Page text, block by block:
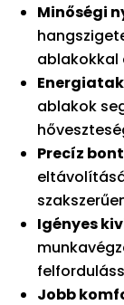
Minőségi
ablakokkal
ablakok
Precíz
Igényes
Jobb